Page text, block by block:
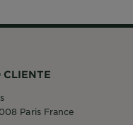
Paris France